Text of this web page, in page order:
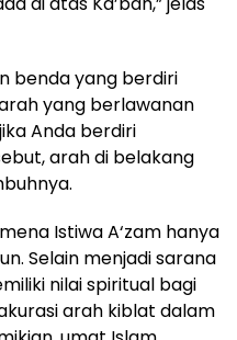
benda yang berdiri
yang berlawanan
Anda berdiri
arah di belakang
Istiwa A‘zam hanya
Selain menjadi sarana
nilai spiritual bagi
arah kiblat dalam